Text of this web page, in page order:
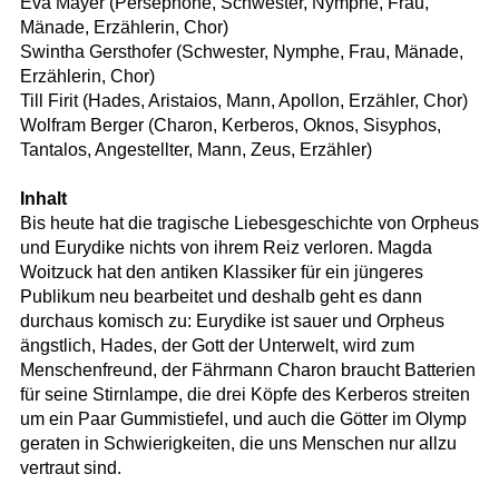
Mänade, Erzählerin, Chor)
Swintha Gersthofer (Schwester, Nymphe, Frau, Mänade,
Erzählerin, Chor)
Till Firit (Hades, Aristaios, Mann, Apollon, Erzähler, Chor)
Wolfram Berger (Charon, Kerberos, Oknos, Sisyphos,
Tantalos, Angestellter, Mann, Zeus, Erzähler)
Inhalt
Bis heute hat die tragische Liebesgeschichte von Orpheus
und Eurydike nichts von ihrem Reiz verloren. Magda
Woitzuck hat den antiken Klassiker für ein jüngeres
Publikum neu bearbeitet und deshalb geht es dann
durchaus komisch zu: Eurydike ist sauer und Orpheus
ängstlich, Hades, der Gott der Unterwelt, wird zum
Menschenfreund, der Fährmann Charon braucht Batterien
für seine Stirnlampe, die drei Köpfe des Kerberos streiten
um ein Paar Gummistiefel, und auch die Götter im Olymp
geraten in Schwierigkeiten, die uns Menschen nur allzu
vertraut sind.